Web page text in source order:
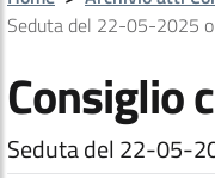
Seduta del 22-05-2025
Consiglio
Seduta del 22-05-